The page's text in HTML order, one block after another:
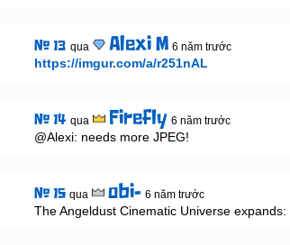
# 13 qua Alexi M 6 năm trước
https://imgur.com/a/r251nAL
# 14 qua Firefly 6 năm trước
@Alexi: needs more JPEG!
# 15 qua obi- 6 năm trước
The Angeldust Cinematic Universe expands: